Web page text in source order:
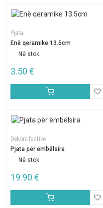
Pjata
Enë qeramike 13.5cm
Në stok
3.50 €
Dekore festive
Pjata për ëmbëlsira
Në stok
19.90 €